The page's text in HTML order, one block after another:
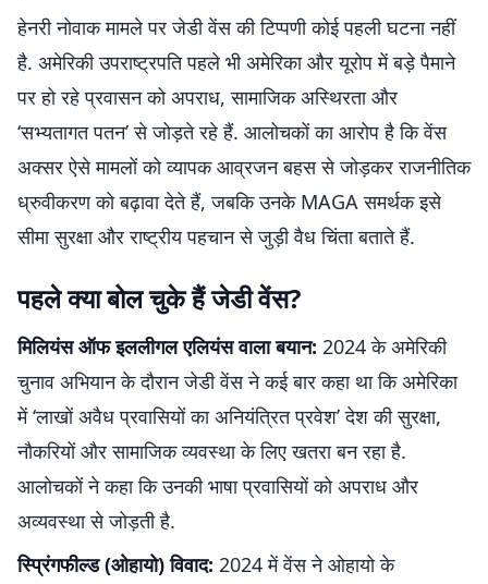
हेनरी नोवाक मामले पर जेडी वेंस की टिप्पणी कोई पहली घटना नहीं
है. अमेरिकी उपराष्ट्रपति पहले भी अमेरिका और यूरोप में बड़े पैमाने
पर हो रहे प्रवासन को अपराध, सामाजिक अस्थिरता और
‘सभ्यतागत पतन’ से जोड़ते रहे हैं. आलोचकों का आरोप है कि वेंस
अक्सर ऐसे मामलों को व्यापक आव्रजन बहस से जोड़कर राजनीतिक
ध्रुवीकरण को बढ़ावा देते हैं, जबकि उनके MAGA समर्थक इसे
सीमा सुरक्षा और राष्ट्रीय पहचान से जुड़ी वैध चिंता बताते हैं.
पहले क्या बोल चुके हैं जेडी वेंस?
मिलियंस ऑफ इललीगल एलियंस वाला बयान: 2024 के अमेरिकी
चुनाव अभियान के दौरान जेडी वेंस ने कई बार कहा था कि अमेरिका
में ‘लाखों अवैध प्रवासियों का अनियंत्रित प्रवेश’ देश की सुरक्षा,
नौकरियों और सामाजिक व्यवस्था के लिए खतरा बन रहा है.
आलोचकों ने कहा कि उनकी भाषा प्रवासियों को अपराध और
अव्यवस्था से जोड़ती है.
स्प्रिंगफील्ड (ओहायो) विवाद: 2024 में वेंस ने ओहायो के